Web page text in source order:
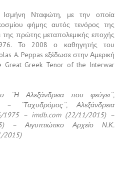
Νταφώτη, με την οποία
φήμης αυτός τενόρος της
πρώτης μεταπολεμικής εποχής
Το 2008 ο καθηγητής του
A. Peppas εξέδωσε στην Αμερική
Great Greek Tenor of the Interwar
¨Η Αλεξάνδρεια που φεύγει¨,
¨Ταχυδρόμος¨, Αλεξάνδρεια
1975 – imdb.com (22/11/2015) –
– Αιγυπτιώτικο Αρχείο Ν.Κ.
2015)